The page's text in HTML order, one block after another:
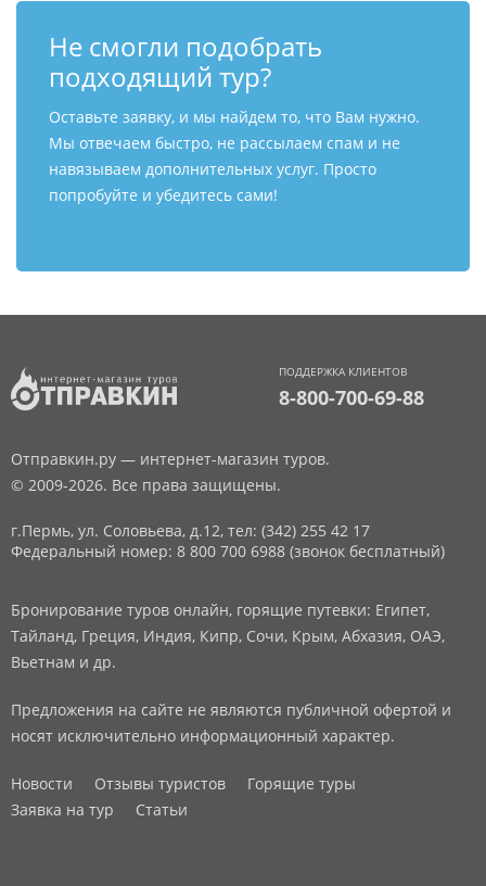
Не смогли подобрать
подходящий тур?
Оставьте заявку, и мы найдем то, что Вам нужно.
Мы отвечаем быстро, не рассылаем спам и не
навязываем дополнительных услуг. Просто
попробуйте и убедитесь сами!
ПОДДЕРЖКА КЛИЕНТОВ
8-800-700-69-88
Отправкин.ру — интернет-магазин туров.
© 2009-2026. Все права защищены.
г.Пермь, ул. Соловьева, д.12, тел: (342) 255 42 17
Федеральный номер: 8 800 700 6988 (звонок бесплатный)
Бронирование туров онлайн, горящие путевки: Египет,
Тайланд, Греция, Индия, Кипр, Сочи, Крым, Абхазия, ОАЭ,
Вьетнам и др.
Предложения на сайте не являются публичной офертой и
носят исключительно информационный характер.
Новости Отзывы туристов
Горящие туры
Заявка на тур
Статьи